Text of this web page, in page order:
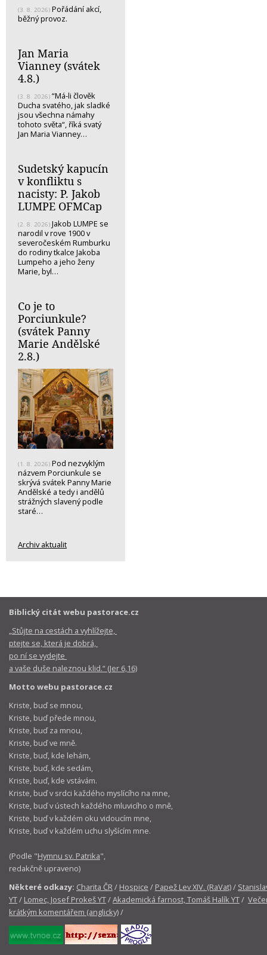
(3. 8. 2026) Pořádání akcí,
běžný provoz.
Jan Maria
Vianney (svátek
4.8.)
(3. 8. 2026) “Má-li člověk
Ducha svatého, jak sladké
jsou všechna námahy
tohoto světa“, říká svatý
Jan Maria Vianney…
Sudetský kapucín
v konfliktu s
nacisty: P. Jakob
LUMPE OFMCap
(2. 8. 2026) Jakob LUMPE se
narodil v rove 1900 v
severočeském Rumburku
do rodiny tkalce Jakoba
Lumpeho a jeho ženy
Marie, byl…
Co je to
Porciunkule?
(svátek Panny
Marie Andělské
2.8.)
(1. 8. 2026) Pod nezvyklým
názvem Porciunkule se
skrývá svátek Panny Marie
Andělské a tedy i andělů
strážných slavený podle
staré…
Archiv aktualit
Biblický citát webu pastorace.cz
„Stůjte na cestách a vyhlížejte,
ptejte se, která je dobrá,
po ní se vydejte
a vaše duše naleznou klid.“ (Jer 6,16)
Motto webu pastorace.cz
Kriste, buď se mnou,
Kriste, buď přede mnou,
Kriste, buď za mnou,
Kriste, buď ve mně.
Kriste, buď, kde lehám,
Kriste, buď, kde sedám,
Kriste, buď, kde vstávám.
Kriste, buď v srdci každého myslícího na mne,
Kriste, buď v ústech každého mluvicího o mně,
Kriste, buď v každém oku vidoucím mne,
Kriste, buď v každém uchu slyšícím mne.
(Podle "Hymnu sv. Patrika",
redakčně upraveno)
Některé odkazy: Charita ČR/ Hospice / Papež Lev XIV. (RaVat)/
YT/ Lomec, Josef Prokeš YT/Akademická farnost, Tomáš Halík YT/
krátkým komentářem (anglicky)/